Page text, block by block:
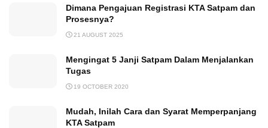
Dimana Pengajuan Registrasi KTA Satpam dan
Prosesnya?
21 AUGUST 2025
Mengingat 5 Janji Satpam Dalam Menjalankan
Tugas
19 OCTOBER 2020
Mudah, Inilah Cara dan Syarat Memperpanjang
KTA Satpam